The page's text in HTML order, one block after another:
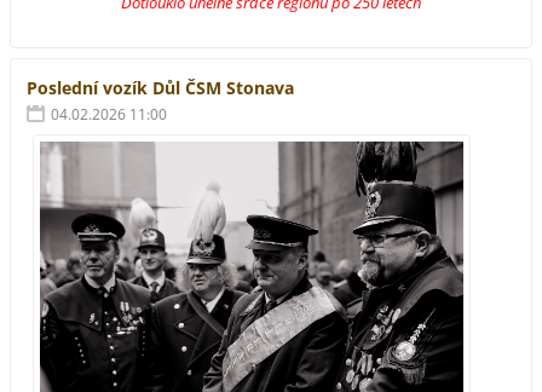
Poslední vozík Důl ČSM Stonava
04.02.2026 11:00